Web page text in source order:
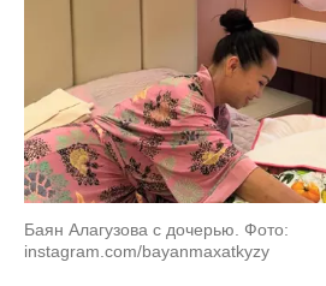
Баян Алагузова с дочерью. Фото:
instagram.com/bayanmaxatkyzy